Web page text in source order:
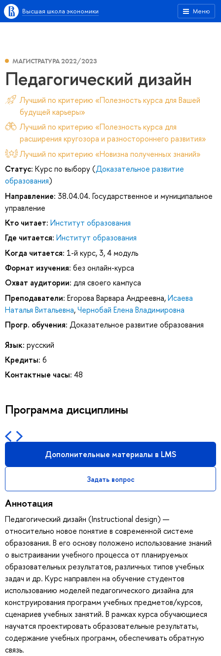
Меню
Высшая школа экономики
МАГИСТРАТУРА 2022/2023
Педагогический дизайн
Лучший по критерию «Полезность курса для Вашей
будущей карьеры»
Лучший по критерию «Полезность курса для
расширения кругозора и разностороннего развития»
Лучший по критерию «Новизна полученных знаний»
Статус: Курс по выбору (Доказательное развитие
образования)
Направление: 38.04.04. Государственное и муниципальное
управление
Кто читает: Институт образования
Где читается: Институт образования
Когда читается: 1-й курс, 3, 4 модуль
Формат изучения: без онлайн-курса
Охват аудитории: для своего кампуса
Преподаватели: Егорова Варвара Андреевна,Исаева
Наталья Витальевна,Чернобай Елена Владимировна
Прогр. обучения: Доказательное развитие образования
Язык: русский
Кредиты: 6
Контактные часы: 48
Программа дисциплины
Дополнительные материалы в LMS
Задать вопрос
Аннотация
Педагогический дизайн (Instructional design) —
относительно новое понятие в современной системе
образования. В его основу положено использование знаний
о выстраивании учебного процесса от планируемых
образовательных результатов, различных типов учебных
задач и др. Курс направлен на обучение студентов
использованию моделей педагогического дизайна для
конструирования программ учебных предметов/курсов,
сценариев учебных занятий. В рамках курса обучающиеся
научатся проектировать образовательные результаты,
содержание учебных программ, обеспечивать обратную
связь.